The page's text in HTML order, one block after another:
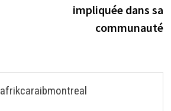
impliquée dans sa
communauté
afrikcaraibmontreal